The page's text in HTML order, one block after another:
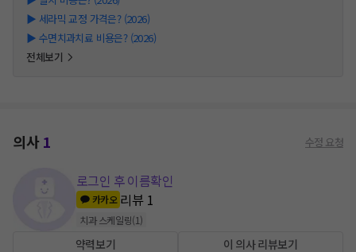
▶ 세라믹 교정 가격은? (2026)
▶ 수면치과치료 비용은? (2026)
전체보기
의사1 수정 요청
로그인 후 이름확인
카카오 리뷰 1
치과 스케일링(1)
약력보기 이 의사 리뷰보기